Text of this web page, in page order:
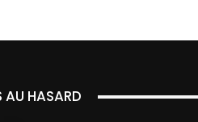
AU HASARD